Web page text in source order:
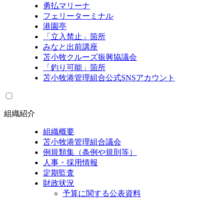
勇払マリーナ
フェリーターミナル
港園亭
「立入禁止」箇所
みなと出前講座
苫小牧クルーズ振興協議会
「釣り可能」箇所
苫小牧港管理組合公式SNSアカウント
組織紹介
組織概要
苫小牧港管理組合議会
例規類集（条例や規則等）
人事・採用情報
定期監査
財政状況
予算に関する公表資料